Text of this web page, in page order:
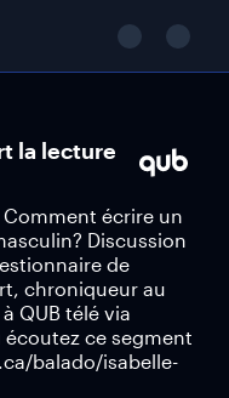
la lecture
écrire un
Discussion
de
chroniqueur au
QUB télé via
ce segment
balado/isabelle-